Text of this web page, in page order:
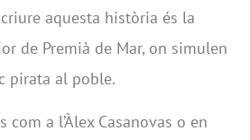
aquesta història és la
de Premià de Mar, on simulen
pirata al poble.
a l’Àlex Casanovas o en